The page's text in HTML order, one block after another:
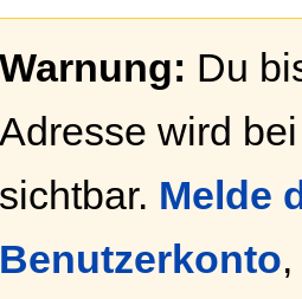
Warnung: Du
Adresse wird
sichtbar. Melde
Benutzerkonto